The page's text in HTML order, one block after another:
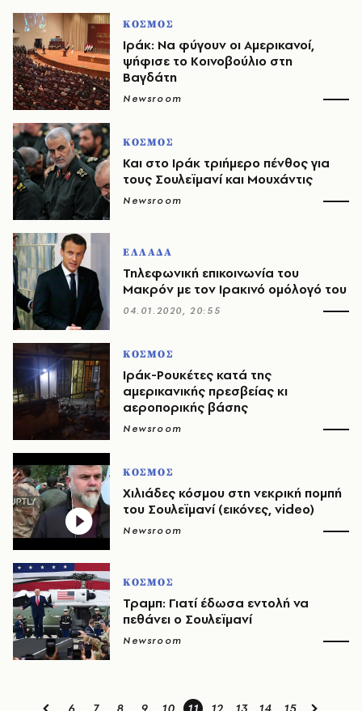
ΚΟΣΜΟΣ
Ιράκ: Να φύγουν οι Αμερικανοί,
ψήφισε το Κοινοβούλιο στη
Βαγδάτη
Newsroom
ΚΟΣΜΟΣ
Και στο Ιράκ τριήμερο πένθος για
τους Σουλεϊμανί και Μουχάντις
Newsroom
ΕΛΛΑΔΑ
Τηλεφωνική επικοινωνία του
Μακρόν με τον Ιρακινό ομόλογό του
04.01.2020, 20:55
ΚΟΣΜΟΣ
Ιράκ-Ρουκέτες κατά της
αμερικανικής πρεσβείας κι
αεροπορικής βάσης
Newsroom
ΚΟΣΜΟΣ
Χιλιάδες κόσμου στη νεκρική πομπή
του Σουλεϊμανί (εικόνες, video)
Newsroom
ΚΟΣΜΟΣ
Τραμπ: Γιατί έδωσα εντολή να
πεθάνει ο Σουλεϊμανί
Newsroom